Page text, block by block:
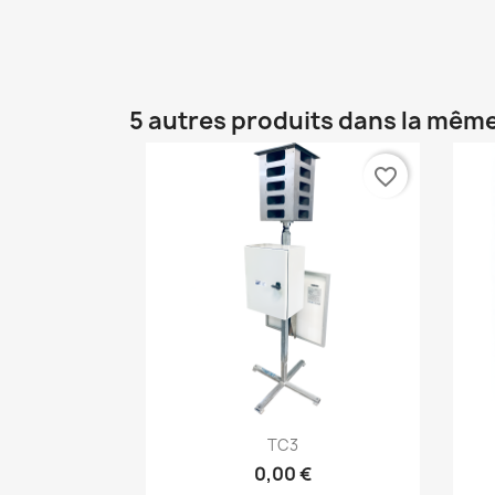
5 autres produits dans la
Aperçu rapide
TC3
0,00 €
favorite_border